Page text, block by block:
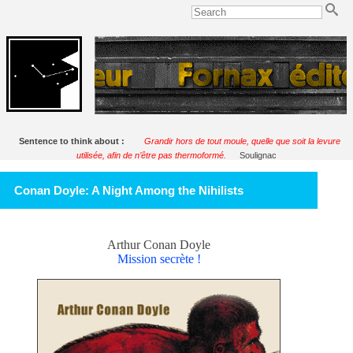
Sentence to think about :
Grandir hors de tout moule, quelle que soit la levure
utilisée, afin de n’être pas thermoformé.
Soulignac
Conan Doyle: A Night Among the Nihilists
Arthur Conan Doyle
Mission secrète !